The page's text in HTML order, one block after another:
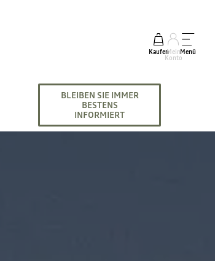
KaufenMein
Konto
Menü
BLEIBEN SIE IMMER
BESTENS
INFORMIERT